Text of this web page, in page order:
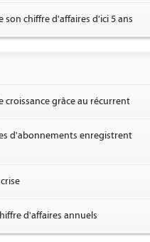
chiffre d'affaires d'ici 5 ans
croissance grâce au récurrent
d'abonnements enregistrent
d'affaires annuels